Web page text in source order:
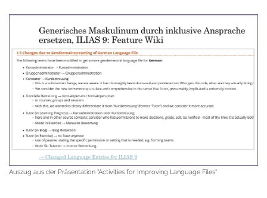
Auszug aus der Präsentation "Activities for Improving Language Files"